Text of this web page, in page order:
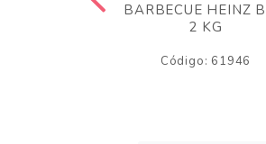
BARBECUE HEINZ
2 KG
Código: 61946